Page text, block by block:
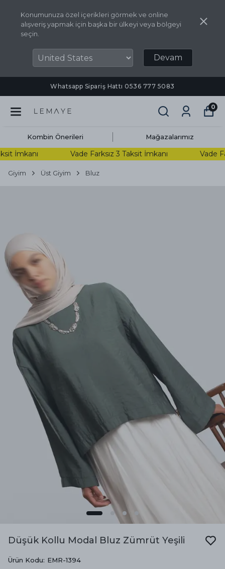
Konumunuza özel içerikleri görmek ve online
alışveriş yapmak için başka bir ülkeyi veya bölgeyi
seçin.
Devam
Whatsapp Sipariş Hattı ‪0536 777 5083‬
0
Kombin Önerileri Mağazalarımız
İmkanı Vade Farksız 3 Taksit İmkanı Vade
Giyim Üst Giyim Bluz
Düşük Kollu Modal Bluz Zümrüt Yeşili
Ürün Kodu: EMR-1394